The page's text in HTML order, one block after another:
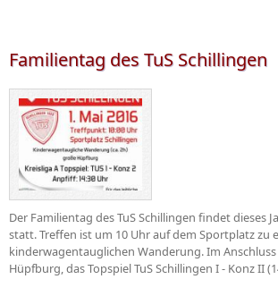
Familientag des TuS Schillingen
Der Familientag des TuS Schillingen findet dieses
statt. Treffen ist um 10 Uhr auf dem Sportplatz zu
kinderwagentauglichen Wanderung. Im
Hüpfburg, das Topspiel TuS Schillingen I - Konz II